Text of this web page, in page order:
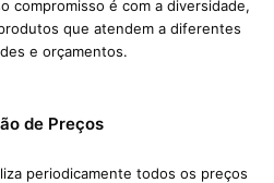
compromisso é com a diversidade,
que atendem a diferentes
e orçamentos.
de Preços
periodicamente todos os preços